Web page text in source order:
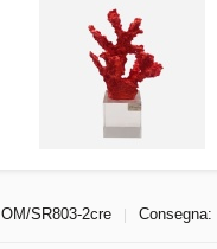
OM/SR803-2cre Consegna: